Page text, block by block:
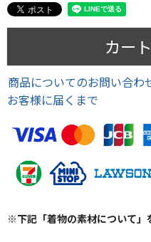
カー
商品についてのお問い合わ
お客様に届くまで
※下記「着物の素材について」